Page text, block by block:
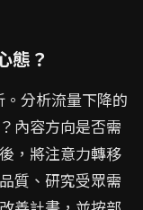
態？
分析流量下降的
內容方向是否需
，將注意力轉移
質、研究受眾需